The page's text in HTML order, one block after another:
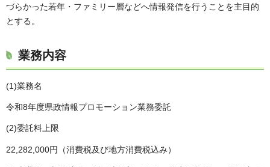
づらかった若年・ファミリー層などへ情報発信を行うことを主目的
とする。
業務内容
(1)業務名
令和8年度県政情報プロモーション業務委託
(2)委託料上限
22,282,000円（消費税及び地方消費税込み）